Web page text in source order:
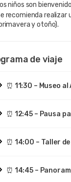
niños son
recomienda
y otoño).
de viaje
⏰ 11:30 – Museo
⏰ 12:45 – Pausa
⏰ 14:00 – Taller
⏰ 14:45 –